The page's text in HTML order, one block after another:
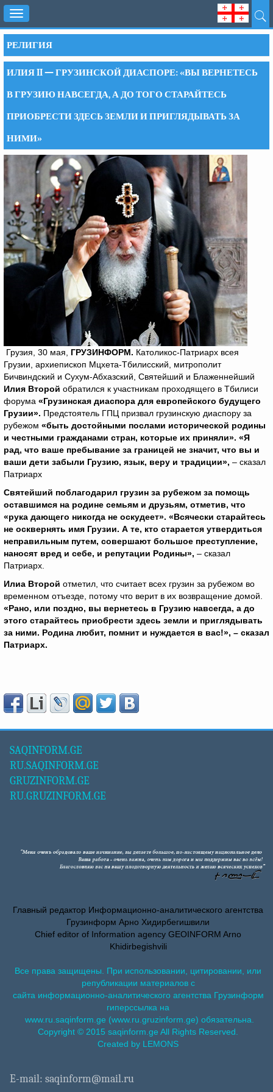
Toggle
navigation
РЕЛИГИЯ
ИЛИЯ II — ГРУЗИНСКОЙ ДИАСПОРЕ: «ВЫ ВЕРНЕТЕСЬ
В ГРУЗИЮ НАВСЕГДА, А ДО ТОГО СТАРАЙТЕСЬ
ПРИОБРЕСТИ ЗДЕСЬ ЗЕМЛИ И ПРИГЛЯДЫВАТЬ ЗА
НИМИ»
Грузия, 30 мая, ГРУЗИНФОРМ. Католикос-Патриарх всея
Грузии, архиепископ Мцхета-Тбилисский, митрополит
Бичвиндский и Сухум-Абхазский, Святейший и Блаженнейший
Илия Второй обратился к участникам проходящего в Тбилиси
форума «Грузинская диаспора для европейского будущего
Грузии». Предстоятель ГПЦ призвал грузинскую диаспору за
рубежом «быть достойными послами исторической родины
и честными гражданами стран, которые их приняли». «Я
рад, что ваше пребывание за границей не значит, что вы и
ваши дети забыли Грузию, язык, веру и традиции», – сказал
Патриарх
Святейший поблагодарил грузин за рубежом за помощь
оставшимся на родине семьям и друзьям, отметив, что
«рука дающего никогда не оскудеет». «Всячески старайтесь
не осквернять имя Грузии. А те, кто старается утвердиться
неправильным путем, совершают большое преступление,
наносят вред и себе, и репутации Родины», – сказал
Патриарх.
Илиа Второй отметил, что считает всех грузин за рубежом во
временном отъезде, потому что верит в их возвращение домой.
«Рано, или поздно, вы вернетесь в Грузию навсегда, а до
этого старайтесь приобрести здесь земли и приглядывать
за ними. Родина любит, помнит и нуждается в вас!», – сказал
Патриарх.
SAQINFORM.GE
RU.SAQINFORM.GE
GRUZINFORM.GE
RU.GRUZINFORM.GE
Главный редактор Информационно-аналитического агентства
Грузинформ Арно Хидирбегишвили
Chief editor of Information agency GEOINFORM Arno
Khidirbegishvili
Все права защищены. При использовании, цитировании, или
републикации материалов с
сайта информационно-аналитического агентства Грузинформ
гиперссылка на
www.ru.saqinform.ge (www.ru.gruzinform.ge) обязательна.
Copyright © 2015 saqinform.ge All Rights Reserved.
Created by LEMONS
E-mail: saqinform@mail.ru